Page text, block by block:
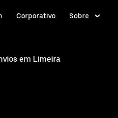
Corporativo Sobre
em Limeira